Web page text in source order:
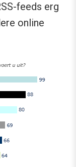
feeds erg
online